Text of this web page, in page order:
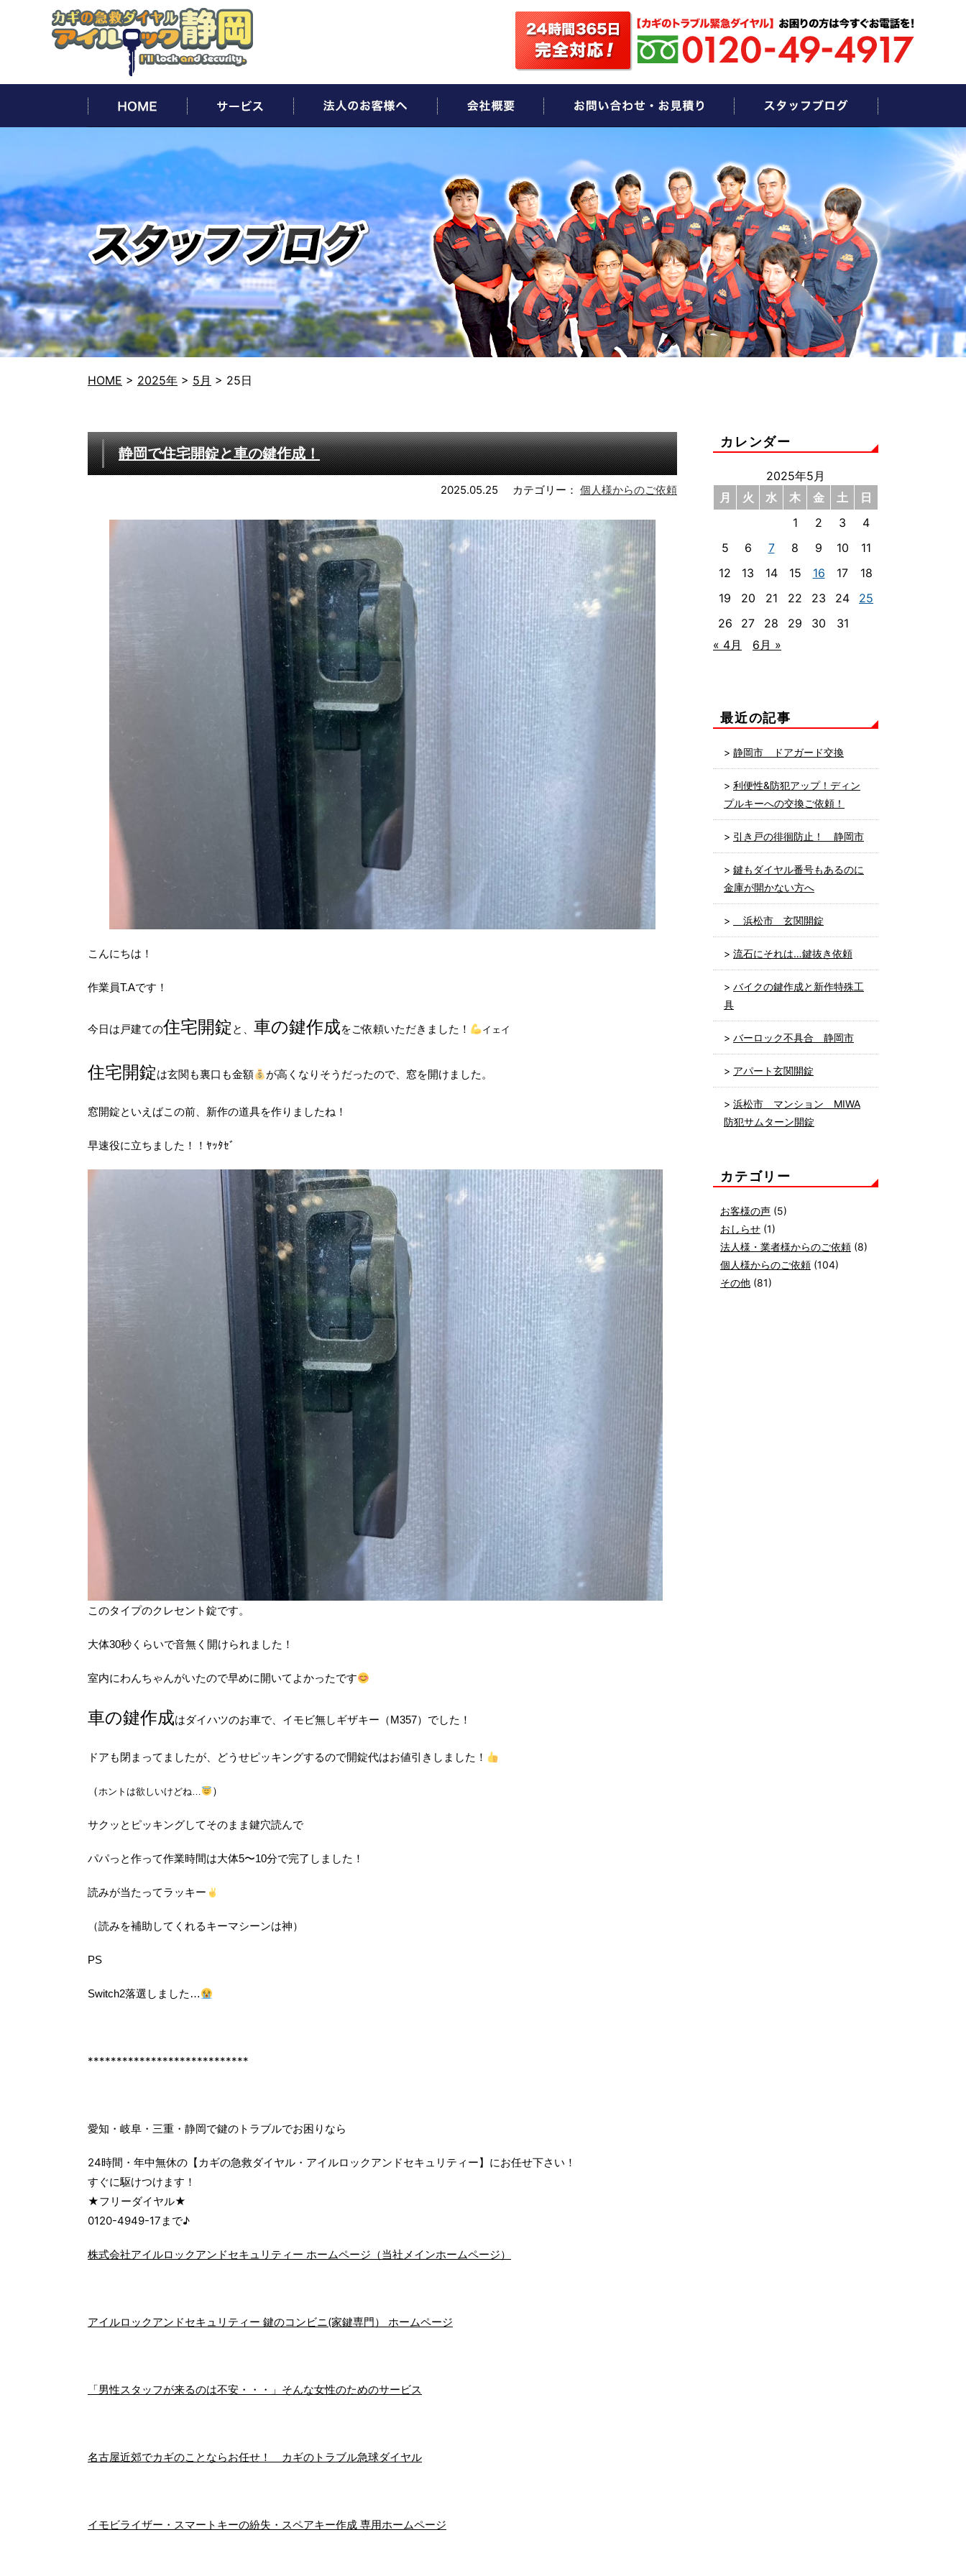
HOME > 2025年 > 5月 > 25日
静岡で住宅開錠と車の鍵作成！
2025.05.25 カテゴリー： 個人様からのご依頼
こんにちは！
作業員T.Aです！
今日は戸建ての住宅開錠 と、 車の鍵作成をご依頼いただきました！ イェイ
住宅開錠は玄関も裏口も金額 が高くなりそうだったので、窓を開けました。
窓開錠といえばこの前、新作の道具を作りましたね！
早速役に立ちました！！ﾔｯﾀｾﾞ
このタイプのクレセント錠です。
大体30秒くらいで音無く開けられました！
室内にわんちゃんがいたので早めに開いてよかったです
車の鍵作成はダイハツのお車で、イモビ無しギザキー（M357）でした！
ドアも閉まってましたが、どうせピッキングするので開錠代はお値引きしました！
（ホントは欲しいけどね… ）
サクッとピッキングしてそのまま鍵穴読んで
パパっと作って作業時間は大体5〜10分で完了しました！
読みが当たってラッキー
（読みを補助してくれるキーマシーンは神）
PS
Switch2落選しました…
****************************
愛知・岐阜・三重・静岡で鍵のトラブルでお困りなら
24時間・年中無休の【カギの急救ダイヤル・アイルロックアンドセキュリティー】にお任せ下さい！
すぐに駆けつけます！
★フリーダイヤル★
0120-4949-17まで♪
株式会社アイルロックアンドセキュリティー ホームページ（当社メインホームページ）
アイルロックアンドセキュリティー 鍵のコンビニ(家鍵専門） ホームページ
「男性スタッフが来るのは不安・・・」そんな女性のためのサービス
名古屋近郊でカギのことならお任せ！ カギのトラブル急球ダイヤル
イモビライザー・スマートキーの紛失・スペアキー作成 専用ホームページ
カレンダー
2025年5月
月
火 水 木 金 土
日
1
2 3
4
5
6 7 8 9 10
11
12
13 14 15 16 17
18
19
20 21 22 23 24
25
26
27 28 29 30
31
« 4月
6月 »
最近の記事
静岡市 ドアガード交換
利便性&防犯アップ！ディン
プルキーへの交換ご依頼！
引き戸の徘徊防止！ 静岡市
鍵もダイヤル番号もあるのに
金庫が開かない方へ
浜松市 玄関開錠
流石にそれは…鍵抜き依頼
バイクの鍵作成と新作特殊工
具
バーロック不具合 静岡市
アパート玄関開錠
浜松市 マンション MIWA
防犯サムターン開錠
カテゴリー
お客様の声 (5)
おしらせ (1)
法人様・業者様からのご依頼 (8)
個人様からのご依頼 (104)
その他 (81)